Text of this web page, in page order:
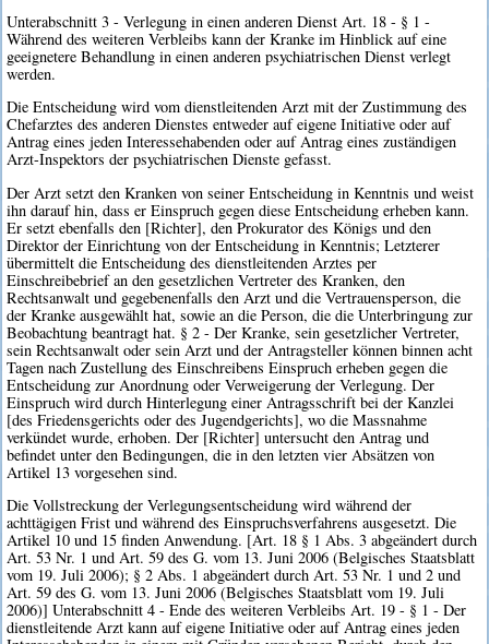
Unterabschnitt 3 - Verlegung in einen anderen Dienst Art. 18 - § 1 -
Während des weiteren Verbleibs kann der Kranke im Hinblick auf eine
geeignetere Behandlung in einen anderen psychiatrischen Dienst verlegt
werden.
Die Entscheidung wird vom dienstleitenden Arzt mit der Zustimmung des
Chefarztes des anderen Dienstes entweder auf eigene Initiative oder auf
Antrag eines jeden Interessehabenden oder auf Antrag eines zuständigen
Arzt-Inspektors der psychiatrischen Dienste gefasst.
Der Arzt setzt den Kranken von seiner Entscheidung in Kenntnis und weist
ihn darauf hin, dass er Einspruch gegen diese Entscheidung erheben kann.
Er setzt ebenfalls den [Richter], den Prokurator des Königs und den
Direktor der Einrichtung von der Entscheidung in Kenntnis; Letzterer
übermittelt die Entscheidung des dienstleitenden Arztes per
Einschreibebrief an den gesetzlichen Vertreter des Kranken, den
Rechtsanwalt und gegebenenfalls den Arzt und die Vertrauensperson, die
der Kranke ausgewählt hat, sowie an die Person, die die Unterbringung zur
Beobachtung beantragt hat. § 2 - Der Kranke, sein gesetzlicher Vertreter,
sein Rechtsanwalt oder sein Arzt und der Antragsteller können binnen acht
Tagen nach Zustellung des Einschreibens Einspruch erheben gegen die
Entscheidung zur Anordnung oder Verweigerung der Verlegung. Der
Einspruch wird durch Hinterlegung einer Antragsschrift bei der Kanzlei
[des Friedensgerichts oder des Jugendgerichts], wo die Massnahme
verkündet wurde, erhoben. Der [Richter] untersucht den Antrag und
befindet unter den Bedingungen, die in den letzten vier Absätzen von
Artikel 13 vorgesehen sind.
Die Vollstreckung der Verlegungsentscheidung wird während der
achttägigen Frist und während des Einspruchsverfahrens ausgesetzt. Die
Artikel 10 und 15 finden Anwendung. [Art. 18 § 1 Abs. 3 abgeändert durch
Art. 53 Nr. 1 und Art. 59 des G. vom 13. Juni 2006 (Belgisches Staatsblatt
vom 19. Juli 2006); § 2 Abs. 1 abgeändert durch Art. 53 Nr. 1 und 2 und
Art. 59 des G. vom 13. Juni 2006 (Belgisches Staatsblatt vom 19. Juli
2006)] Unterabschnitt 4 - Ende des weiteren Verbleibs Art. 19 - § 1 - Der
dienstleitende Arzt kann auf eigene Initiative oder auf Antrag eines jeden